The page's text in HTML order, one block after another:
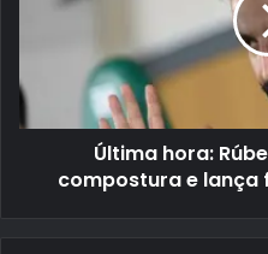
Última hora:
compostura e lança